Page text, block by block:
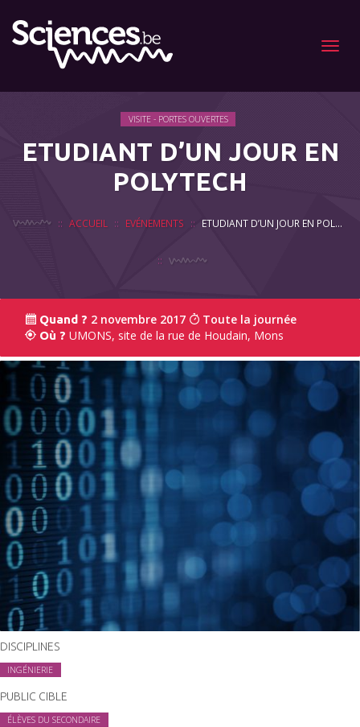
Menu
VISITE - PORTES OUVERTES
ETUDIANT D’UN JOUR EN
POLYTECH
ACCUEIL EVÉNEMENTS ETUDIANT D’UN JOUR EN POLYTECH
Quand ? 2 novembre 2017 Toute la journée
Où ? UMONS, site de la rue de Houdain, Mons
DISCIPLINES
INGÉNIERIE
PUBLIC CIBLE
ÉLÈVES DU SECONDAIRE